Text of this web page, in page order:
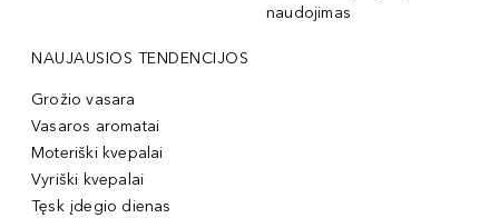
naudojimas
NAUJAUSIOS TENDENCIJOS
Grožio vasara
Vasaros aromatai
Moteriški kvepalai
Vyriški kvepalai
Tęsk įdegio dienas